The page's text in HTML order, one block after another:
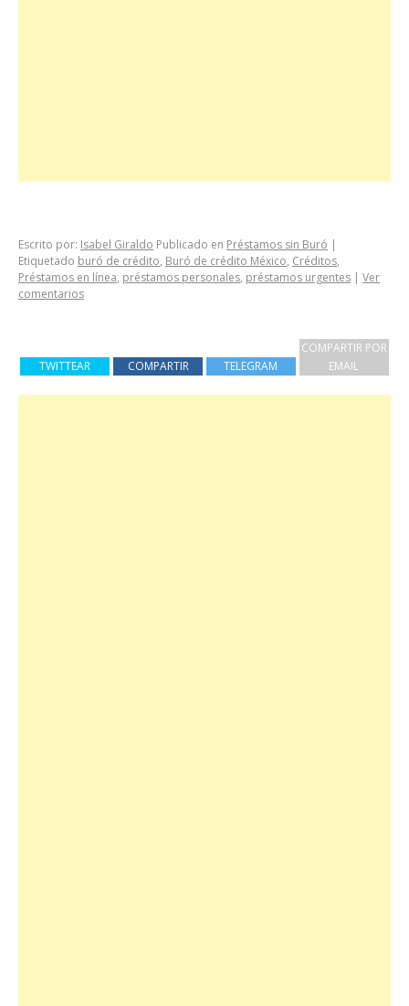
Escrito por: Isabel Giraldo Publicado en Préstamos sin Buró |
Etiquetado buró de crédito, Buró de crédito México, Créditos,
Préstamos en línea, préstamos personales, préstamos urgentes | Ver
comentarios
TWITTEAR COMPARTIR TELEGRAM
COMPARTIR POR
EMAIL